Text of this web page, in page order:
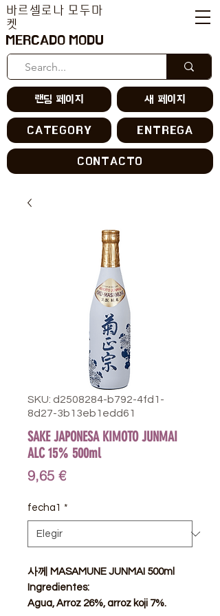
MERCADO MODU
바르셀로나 모두마
켓
랜딩 페이지 새 페이지
CATEGORY ENTREGA
CONTACTO
SKU: d2508284-b792-4fd1-
8d27-3b13eb1edd61
SAKE JAPONESA KIMOTO JUNMAI
ALC 15% 500ml
9,65 €Precio
fecha1 *
사께 MASAMUNE JUNMAI 500ml
Ingredientes:
Agua, Arroz 26%, arroz koji 7%.